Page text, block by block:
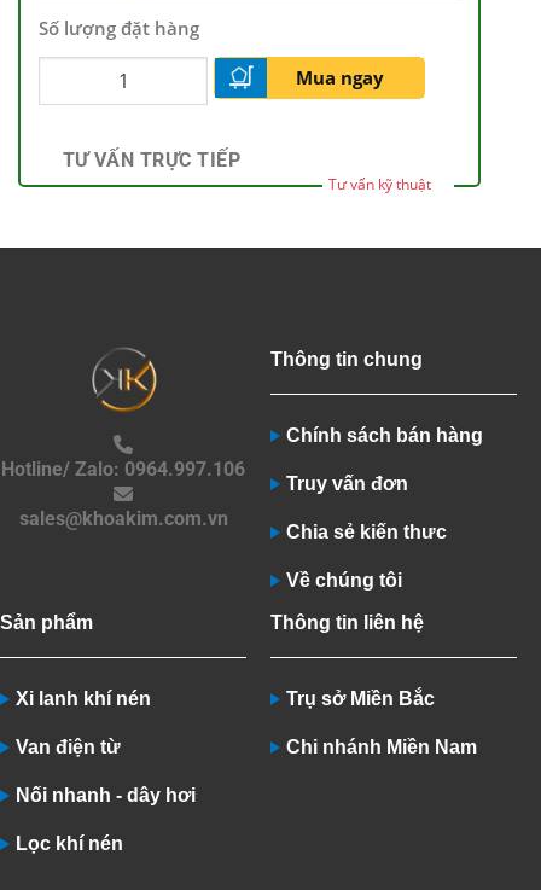
Số lượng đặt hàng
Mua ngay
TƯ VẤN TRỰC TIẾP
Tư vấn kỹ thuật
Hotline/ Zalo: 0964.997.106
sales@khoakim.com.vn
Thông tin chung
Chính sách bán hàng
Truy vấn đơn
Chia sẻ kiến thưc
Về chúng tôi
Sản phẩm
Xi lanh khí nén
Van điện từ
Nối nhanh - dây hơi
Lọc khí nén
Thông tin liên hệ
Trụ sở Miền Bắc
Chi nhánh Miền Nam